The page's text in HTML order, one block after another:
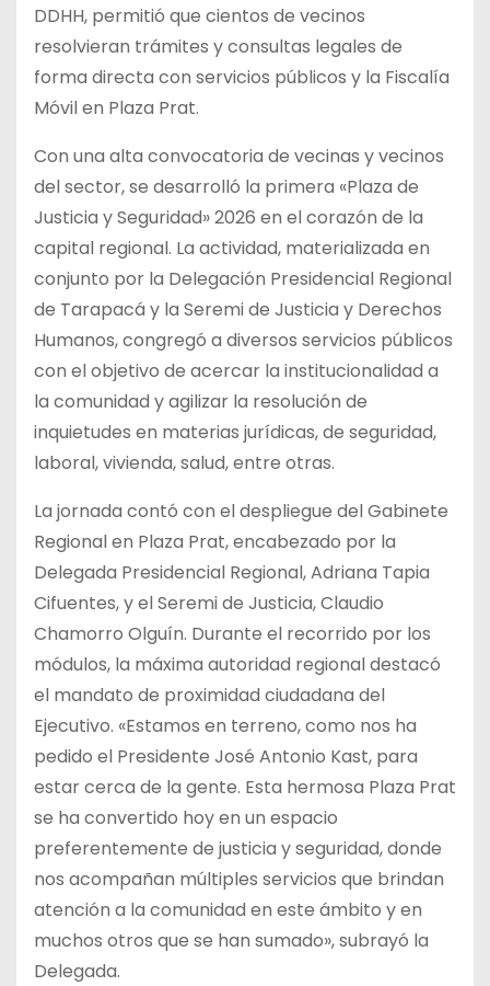
DDHH, permitió que cientos de vecinos
resolvieran trámites y consultas legales de
forma directa con servicios públicos y la Fiscalía
Móvil en Plaza Prat.
Con una alta convocatoria de vecinas y vecinos
del sector, se desarrolló la primera «Plaza de
Justicia y Seguridad» 2026 en el corazón de la
capital regional. La actividad, materializada en
conjunto por la Delegación Presidencial Regional
de Tarapacá y la Seremi de Justicia y Derechos
Humanos, congregó a diversos servicios públicos
con el objetivo de acercar la institucionalidad a
la comunidad y agilizar la resolución de
inquietudes en materias jurídicas, de seguridad,
laboral, vivienda, salud, entre otras.
La jornada contó con el despliegue del Gabinete
Regional en Plaza Prat, encabezado por la
Delegada Presidencial Regional, Adriana Tapia
Cifuentes, y el Seremi de Justicia, Claudio
Chamorro Olguín. Durante el recorrido por los
módulos, la máxima autoridad regional destacó
el mandato de proximidad ciudadana del
Ejecutivo. «Estamos en terreno, como nos ha
pedido el Presidente José Antonio Kast, para
estar cerca de la gente. Esta hermosa Plaza Prat
se ha convertido hoy en un espacio
preferentemente de justicia y seguridad, donde
nos acompañan múltiples servicios que brindan
atención a la comunidad en este ámbito y en
muchos otros que se han sumado», subrayó la
Delegada.